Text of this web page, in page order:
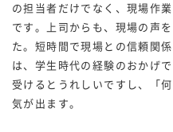
の担当者だけでなく、現場作
です。上司からも、現場の声
た。短時間で現場との信頼関
は、学生時代の経験のおかげ
受けるとうれしいですし、「
気が出ます。